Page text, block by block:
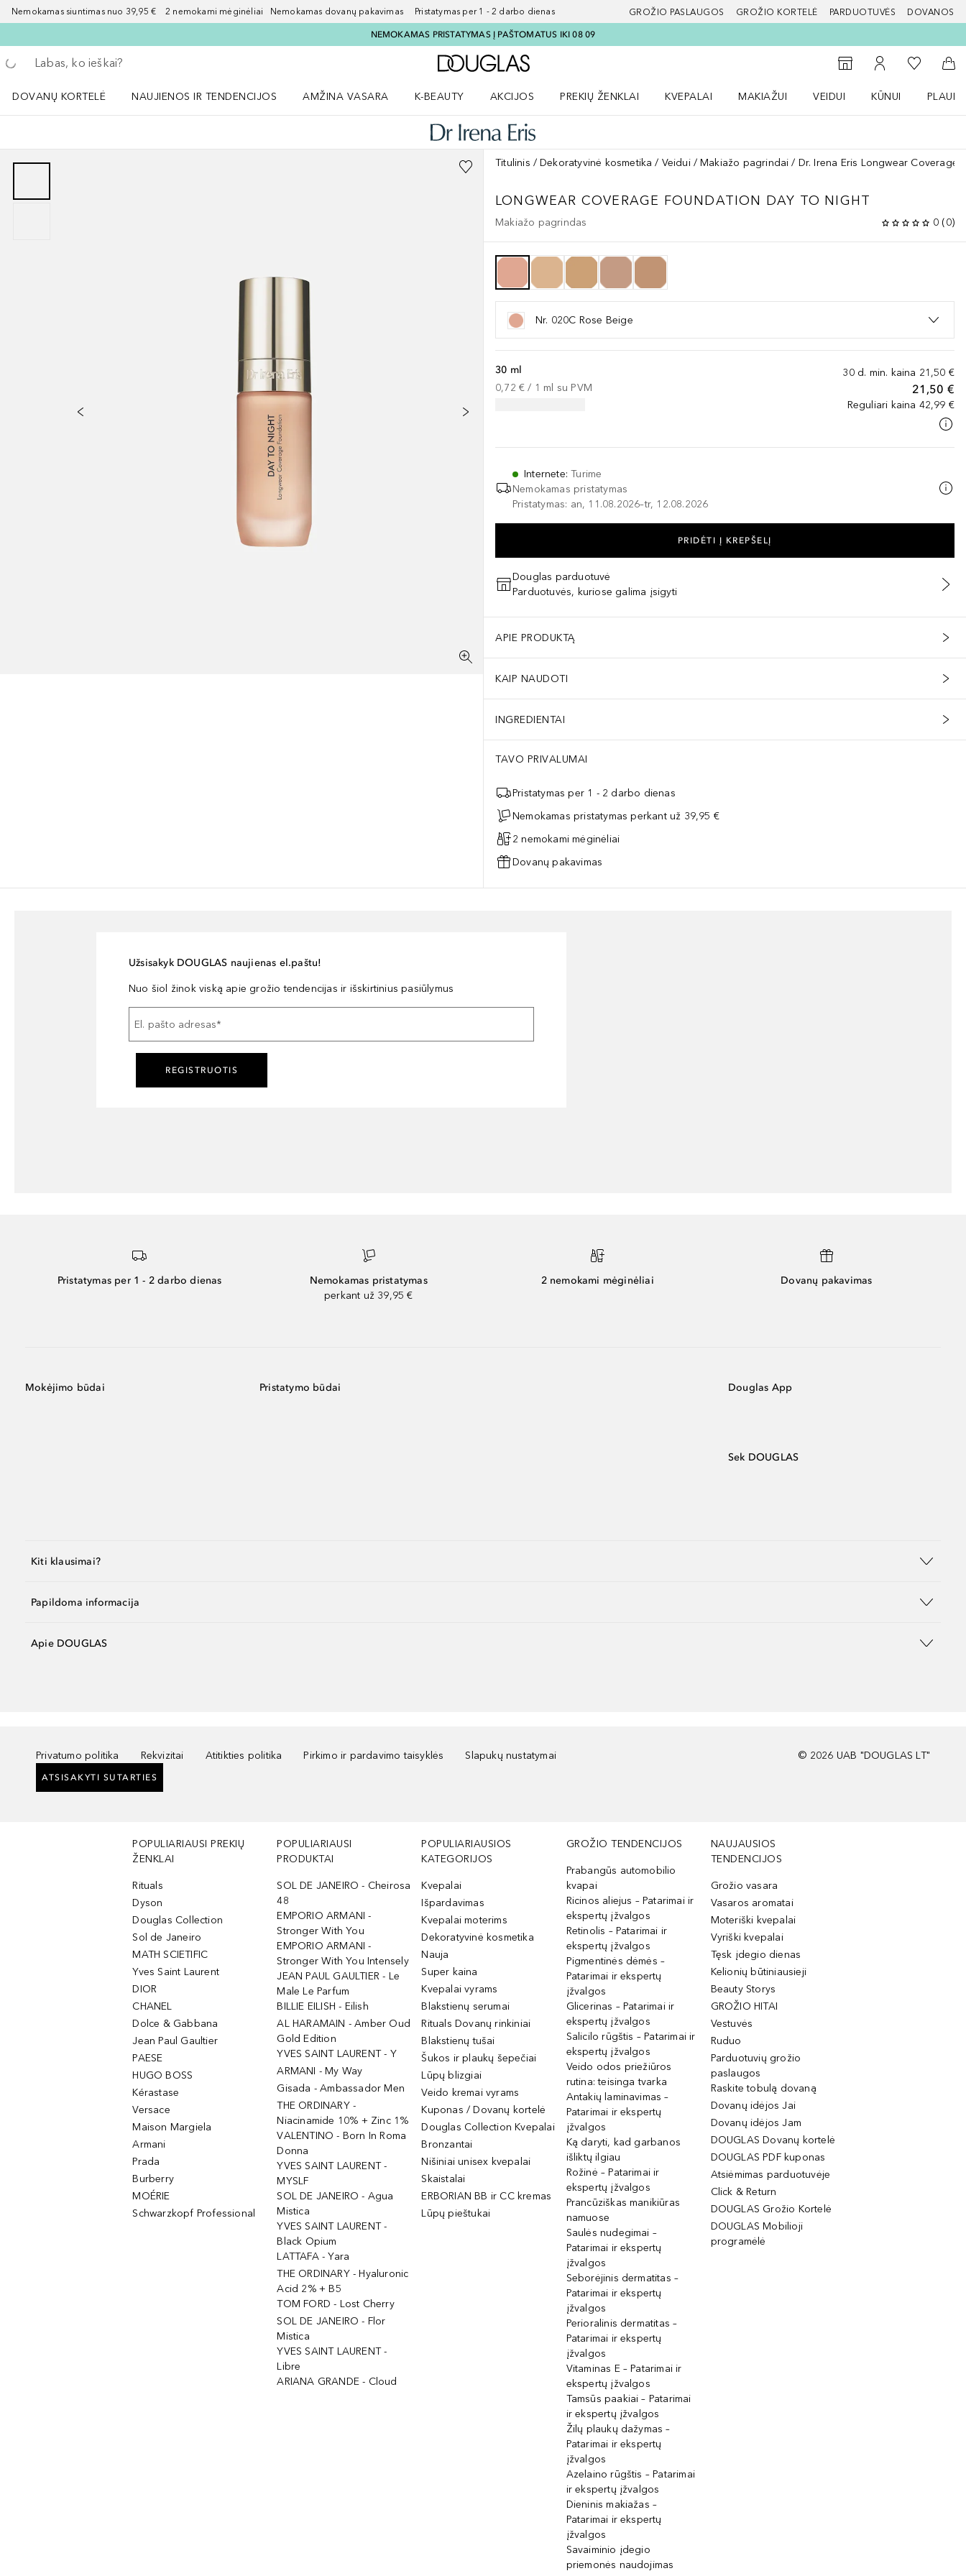
Nemokamas siuntimas nuo 39,95 € 2 nemokami mėginėliai Nemokamas dovanų pakavimas Pristatymas per 1 - 2 darbo dienas GROŽIO PASLAUGOS GROŽIO KORTELĖ PARDUOTUVĖS DOVANOS
NEMOKAMAS PRISTATYMAS Į PAŠTOMATUS IKI 08 09
Grįžk atgal
Vykdykite paiešką
Į Douglas pagrindinį puslapį
Į parduotuvių paiešką
Į mano paskyrą
Į mano
Į
DOVANŲ KORTELĖ
NAUJIENOS IR TENDENCIJOS
AMŽINA VASARA
K-BEAUTY
AKCIJOS
PREKIŲ ŽENKLAI
KVEPALAI
MAKIAŽUI
VEIDUI
KŪNUI
Titulinis Dekoratyvinė kosmetika Veidui Makiažo pagrindai Dr. Irena Eris Longwear Coverage
LONGWEAR COVERAGE FOUNDATION DAY TO NIGHT
Makiažo pagrindas 0 (0)
Nr. 020C Rose Beige
30 d. min. kaina 21,50 €
21,50 €
Reguliari kaina 42,99 €
30 ml
0,72 € / 1 ml su PVM
Internete:Turime
Nemokamas pristatymas
Pristatymas: an, 11.08.2026–tr, 12.08.2026
PRIDĖTI Į KREPŠELĮ
Douglas parduotuvė
Parduotuvės, kuriose galima įsigyti
APIE PRODUKTĄ
KAIP NAUDOTI
INGREDIENTAI
TAVO PRIVALUMAI
Pristatymas per 1 - 2 darbo dienas
Nemokamas pristatymas perkant už 39,95 €
2 nemokami mėginėliai
Dovanų pakavimas
Užsisakyk DOUGLAS naujienas el.paštu!
Nuo šiol žinok viską apie grožio tendencijas ir išskirtinius pasiūlymus
El. pašto adresas*
REGISTRUOTIS
Pristatymas per 1 - 2 darbo dienas
Nemokamas pristatymas
perkant už 39,95 €
2 nemokami mėginėliai Dovanų pakavimas
Mokėjimo būdai Pristatymo būdai Douglas App
Sek DOUGLAS
Kiti klausimai?
Papildoma informacija
Apie DOUGLAS
Privatumo politika Rekvizitai Atitikties politika Pirkimo ir pardavimo taisyklės Slapukų nustatymai
ATSISAKYTI SUTARTIES
© 2026 UAB "DOUGLAS LT"
POPULIARIAUSI PREKIŲ
ŽENKLAI
Rituals
Dyson
Douglas Collection
Sol de Janeiro
MATH SCIETIFIC
Yves Saint Laurent
DIOR
CHANEL
Dolce & Gabbana
Jean Paul Gaultier
PAESE
HUGO BOSS
Kérastase
Versace
Maison Margiela
Armani
Prada
Burberry
MOÉRIE
Schwarzkopf Professional
POPULIARIAUSI
PRODUKTAI
SOL DE JANEIRO - Cheirosa
48
EMPORIO ARMANI -
Stronger With You
EMPORIO ARMANI -
Stronger With You Intensely
JEAN PAUL GAULTIER - Le
Male Le Parfum
BILLIE EILISH - Eilish
AL HARAMAIN - Amber Oud
Gold Edition
YVES SAINT LAURENT - Y
ARMANI - My Way
Gisada - Ambassador Men
THE ORDINARY -
Niacinamide 10% + Zinc 1%
VALENTINO - Born In Roma
Donna
YVES SAINT LAURENT -
MYSLF
SOL DE JANEIRO - Agua
Mistica
YVES SAINT LAURENT -
Black Opium
LATTAFA - Yara
THE ORDINARY - Hyaluronic
Acid 2% + B5
TOM FORD - Lost Cherry
SOL DE JANEIRO - Flor
Mistica
YVES SAINT LAURENT -
Libre
ARIANA GRANDE - Cloud
POPULIARIAUSIOS
KATEGORIJOS
Kvepalai
Išpardavimas
Kvepalai moterims
Dekoratyvinė kosmetika
Nauja
Super kaina
Kvepalai vyrams
Blakstienų serumai
Rituals Dovanų rinkiniai
Blakstienų tušai
Šukos ir plaukų šepečiai
Lūpų blizgiai
Veido kremai vyrams
Kuponas / Dovanų kortelė
Douglas Collection Kvepalai
Bronzantai
Nišiniai unisex kvepalai
Skaistalai
ERBORIAN BB ir CC kremas
Lūpų pieštukai
GROŽIO TENDENCIJOS
Prabangūs automobilio
kvapai
Ricinos aliejus – Patarimai ir
ekspertų įžvalgos
Retinolis – Patarimai ir
ekspertų įžvalgos
Pigmentinės dėmės –
Patarimai ir ekspertų
įžvalgos
Glicerinas – Patarimai ir
ekspertų įžvalgos
Salicilo rūgštis – Patarimai ir
ekspertų įžvalgos
Veido odos priežiūros
rutina: teisinga tvarka
Antakių laminavimas –
Patarimai ir ekspertų
įžvalgos
Ką daryti, kad garbanos
išliktų ilgiau
Rožinė – Patarimai ir
ekspertų įžvalgos
Prancūziškas manikiūras
namuose
Saulės nudegimai –
Patarimai ir ekspertų
įžvalgos
Seborėjinis dermatitas –
Patarimai ir ekspertų
įžvalgos
Perioralinis dermatitas –
Patarimai ir ekspertų
įžvalgos
Vitaminas E – Patarimai ir
ekspertų įžvalgos
Tamsūs paakiai – Patarimai
ir ekspertų įžvalgos
Žilų plaukų dažymas –
Patarimai ir ekspertų
įžvalgos
Azelaino rūgštis – Patarimai
ir ekspertų įžvalgos
Dieninis makiažas –
Patarimai ir ekspertų
įžvalgos
Savaiminio įdegio
priemonės naudojimas
NAUJAUSIOS
TENDENCIJOS
Grožio vasara
Vasaros aromatai
Moteriški kvepalai
Vyriški kvepalai
Tęsk įdegio dienas
Kelionių būtiniausieji
Beauty Storys
GROŽIO HITAI
Vestuvės
Ruduo
Parduotuvių grožio
paslaugos
Raskite tobulą dovaną
Dovanų idėjos Jai
Dovanų idėjos Jam
DOUGLAS Dovanų kortelė
DOUGLAS PDF kuponas
Atsiėmimas parduotuvėje
Click & Return
DOUGLAS Grožio Kortelė
DOUGLAS Mobilioji
programėlė